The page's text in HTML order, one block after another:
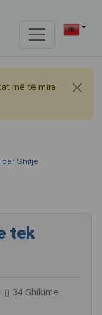
më të mira.
për Shitje
tek
34 Shikime